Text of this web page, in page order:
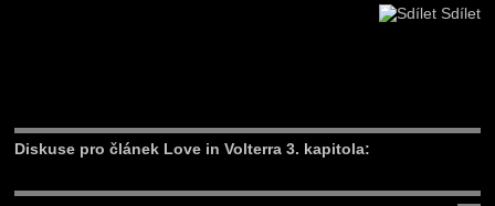
Sdílet
Diskuse pro článek Love in Volterra 3. kapitola: